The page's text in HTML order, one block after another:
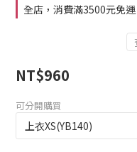
全店，消費滿3500元免
NT$960
可分開購買